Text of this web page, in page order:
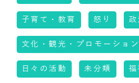
子育て・教育 怒り 政
文化・観光・プロモーション
日々の活動 未分類 福